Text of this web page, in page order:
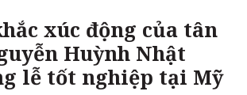
xúc động của tân
Huỳnh Nhật
lễ tốt nghiệp tại Mỹ